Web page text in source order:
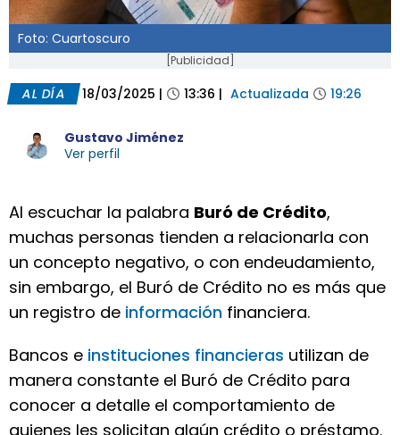
Foto: Cuartoscuro
[Publicidad]
AL DÍA 18/03/2025 | 13:36 | Actualizada 19:26
Gustavo Jiménez
Ver perfil
Al escuchar la palabra Buró de Crédito,
muchas personas tienden a relacionarla con
un concepto negativo, o con endeudamiento,
sin embargo, el Buró de Crédito no es más que
un registro de información financiera.
Bancos e instituciones financieras utilizan de
manera constante el Buró de Crédito para
conocer a detalle el comportamiento de
quienes les solicitan algún crédito o préstamo.